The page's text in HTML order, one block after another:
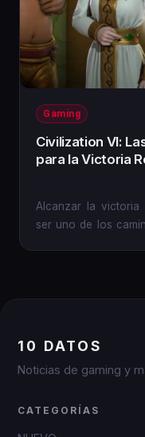
Gaming
Civilization VI:
para la Victoria
Alcanzar la victoria
ser uno de los
10 DATOS
Noticias de gaming y
CATEGORÍAS